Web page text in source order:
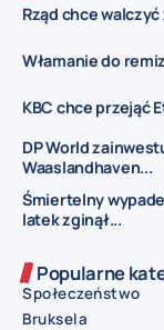
Rząd chce
Włamanie do
KBC chce przejąć
DP World
Waaslandhaven...
Śmiertelny
latek zginął...
Popularne
Społeczeństwo
Bruksela